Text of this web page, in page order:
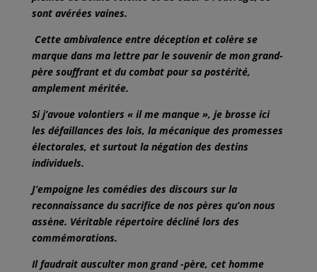
sont avérées vaines.
Cette ambivalence entre déception et colère se
marque dans ma lettre par le souvenir de mon grand-
père souffrant et du combat pour sa postérité,
amplement méritée.
Si j’avoue volontiers « il me manque », je brosse ici
les défaillances des lois, la mécanique des promesses
électorales, et surtout la négation des destins
individuels.
J’empoigne les comédies des discours sur la
reconnaissance du sacrifice de nos pères qu’on nous
assène. Véritable répertoire décliné lors des
commémorations.
Il faudrait ausculter mon grand -père, cet homme